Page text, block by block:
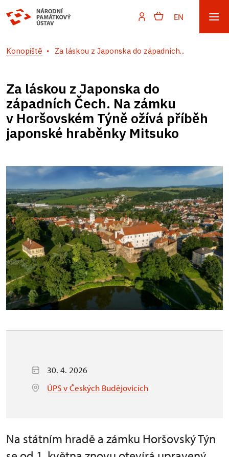
EN
Konopiště Za láskou z Japonska do západních...
Za láskou z Japonska do
západních Čech. Na zámku
v Horšovském Týně ožívá příběh
japonské hraběnky Mitsuko
30. 4. 2026
ÚPS v Českých Budějovicích
Na státním hradě a zámku Horšovský Týn